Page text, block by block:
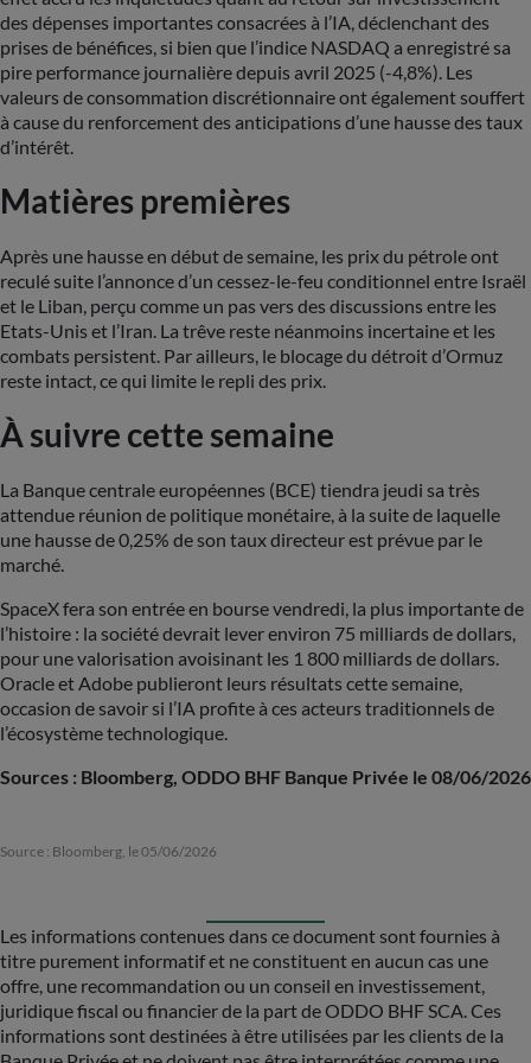
des dépenses importantes consacrées à l’IA, déclenchant des
prises de bénéfices, si bien que l’indice NASDAQ a enregistré sa
pire performance journalière depuis avril 2025 (-4,8%). Les
valeurs de consommation discrétionnaire ont également souffert
à cause du renforcement des anticipations d’une hausse des taux
d’intérêt.
Matières premières
Après une hausse en début de semaine, les prix du pétrole ont
reculé suite l’annonce d’un cessez-le-feu conditionnel entre Israël
et le Liban, perçu comme un pas vers des discussions entre les
Etats-Unis et l’Iran. La trêve reste néanmoins incertaine et les
combats persistent. Par ailleurs, le blocage du détroit d’Ormuz
reste intact, ce qui limite le repli des prix.
À suivre cette semaine
La Banque centrale européennes (BCE) tiendra jeudi sa très
attendue réunion de politique monétaire, à la suite de laquelle
une hausse de 0,25% de son taux directeur est prévue par le
marché.
SpaceX fera son entrée en bourse vendredi, la plus importante de
l’histoire : la société devrait lever environ 75 milliards de dollars,
pour une valorisation avoisinant les 1 800 milliards de dollars.
Oracle et Adobe publieront leurs résultats cette semaine,
occasion de savoir si l’IA profite à ces acteurs traditionnels de
l’écosystème technologique.
Sources : Bloomberg, ODDO BHF Banque Privée le 08/06/2026
Source : Bloomberg, le 05/06/2026
Les informations contenues dans ce document sont fournies à
titre purement informatif et ne constituent en aucun cas une
offre, une recommandation ou un conseil en investissement,
juridique fiscal ou financier de la part de ODDO BHF SCA. Ces
informations sont destinées à être utilisées par les clients de la